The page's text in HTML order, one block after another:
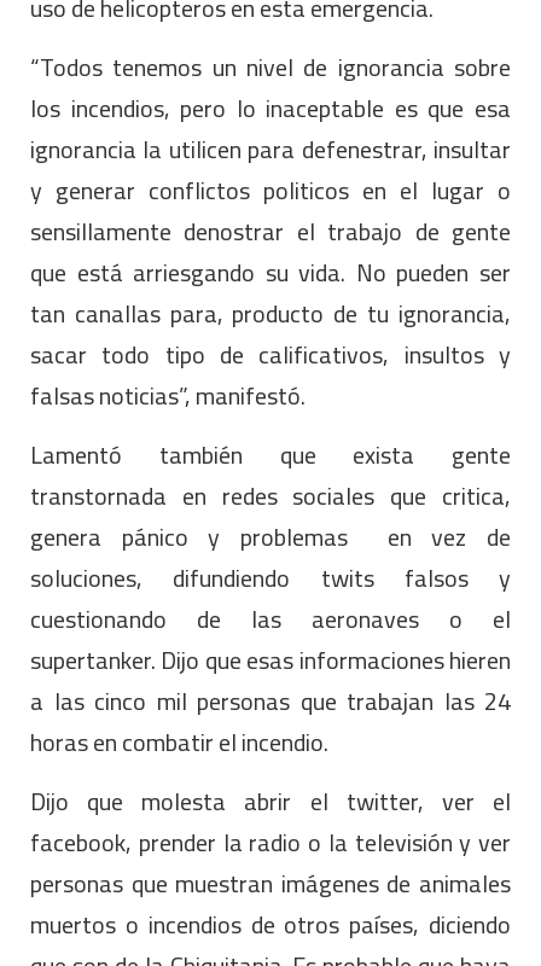
“Todos tenemos un nivel de ignorancia sobre
los incendios, pero lo inaceptable es que esa
ignorancia la utilicen para defenestrar, insultar
y generar conflictos politicos en el lugar o
sensillamente denostrar el trabajo de gente
que está arriesgando su vida. No pueden ser
tan canallas para, producto de tu ignorancia,
sacar todo tipo de calificativos, insultos y
falsas noticias”, manifestó.
Lamentó también que exista gente
transtornada en redes sociales que critica,
genera pánico y problemas en vez de
soluciones, difundiendo twits falsos y
cuestionando de las aeronaves o el
supertanker. Dijo que esas informaciones hieren
a las cinco mil personas que trabajan las 24
horas en combatir el incendio.
Dijo que molesta abrir el twitter, ver el
facebook, prender la radio o la televisión y ver
personas que muestran imágenes de animales
muertos o incendios de otros países, diciendo